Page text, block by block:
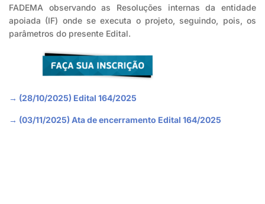
FADEMA observando as Resoluções internas da entidade
apoiada (IF) onde se executa o projeto, seguindo, pois, os
parâmetros do presente Edital.
→ (28/10/2025) Edital 164/2025
→ (03/11/2025) Ata de encerramento Edital 164/2025